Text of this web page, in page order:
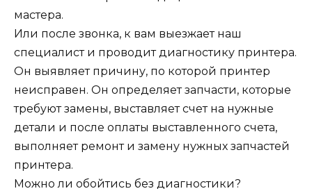
мастера.
Или после звонка, к вам выезжает наш
специалист и проводит диагностику принтера.
Он выявляет причину, по которой принтер
неисправен. Он определяет запчасти, которые
требуют замены, выставляет счет на нужные
детали и после оплаты выставленного счета,
выполняет ремонт и замену нужных запчастей
принтера.
Можно ли обойтись без диагностики?